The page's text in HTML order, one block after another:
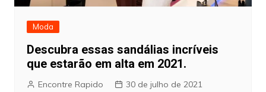
Moda
Descubra essas sandálias incríveis
que estarão em alta em 2021.
Encontre Rapido 30 de julho de 2021